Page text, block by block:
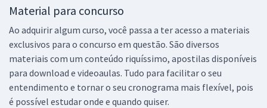
Material para concurso
Ao adquirir algum curso, você passa a ter acesso a materiais
exclusivos para o concurso em questão. São diversos
materiais com um conteúdo riquíssimo, apostilas disponíveis
para download e videoaulas. Tudo para facilitar o seu
entendimento e tornar o seu cronograma mais flexível, pois
é possível estudar onde e quando quiser.